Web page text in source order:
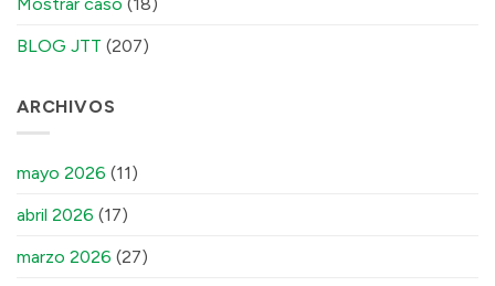
BLOG JTT (207)
ARCHIVOS
mayo 2026 (11)
abril 2026 (17)
marzo 2026 (27)